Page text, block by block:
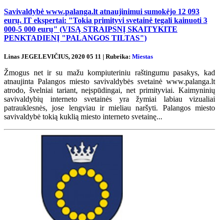
Savivaldybė www.palanga.lt atnaujinimui sumokėjo 12 093
eurų. IT ekspertai: "Tokia primityvi svetainė tegali kainuoti 3
000-5 000 eurų" (VISĄ STRAIPSNĮ SKAITYKITE
PENKTADIENĮ "PALANGOS TILTAS")
Linas JEGELEVIČIUS, 2020 05 11 | Rubrika: Miestas
Žmogus net ir su mažu kompiuteriniu raštingumu pasakys, kad
atnaujinta Palangos miesto savivaldybės svetainė www.palanga.lt
atrodo, švelniai tariant, neįspūdingai, net primityviai. Kaimyninių
savivaldybių interneto svetainės yra žymiai labiau vizualiai
patrauklesnės, jose lengviau ir mieliau naršyti. Palangos miesto
savivaldybė tokią kuklią miesto interneto svetainę...